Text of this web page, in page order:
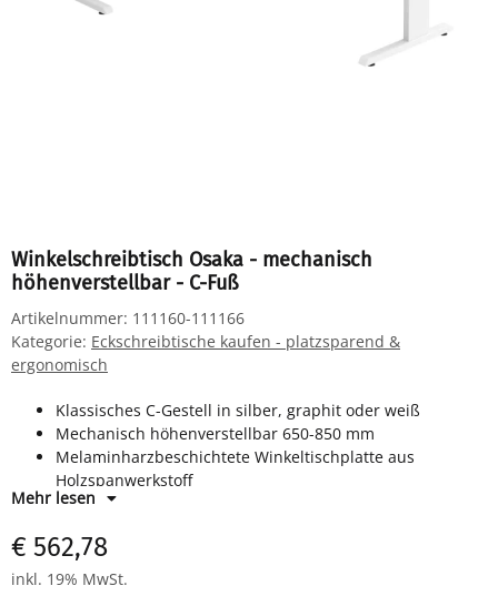
Winkelschreibtisch Osaka - mechanisch
höhenverstellbar - C-Fuß
Artikelnummer: 111160-111166
Kategorie: Eckschreibtische kaufen - platzsparend &
ergonomisch
Klassisches C-Gestell in silber, graphit oder weiß
Mechanisch höhenverstellbar 650-850 mm
Melaminharzbeschichtete Winkeltischplatte aus
Holzspanwerkstoff
Horizontale Kabelwanne
Mehr lesen
€ 562,78
inkl. 19% MwSt.